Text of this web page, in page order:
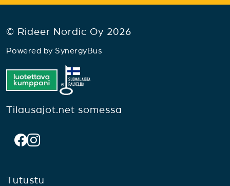
© Rideer Nordic Oy 2026
Powered by SynergyBus
Tilausajot.net somessa
Tutustu